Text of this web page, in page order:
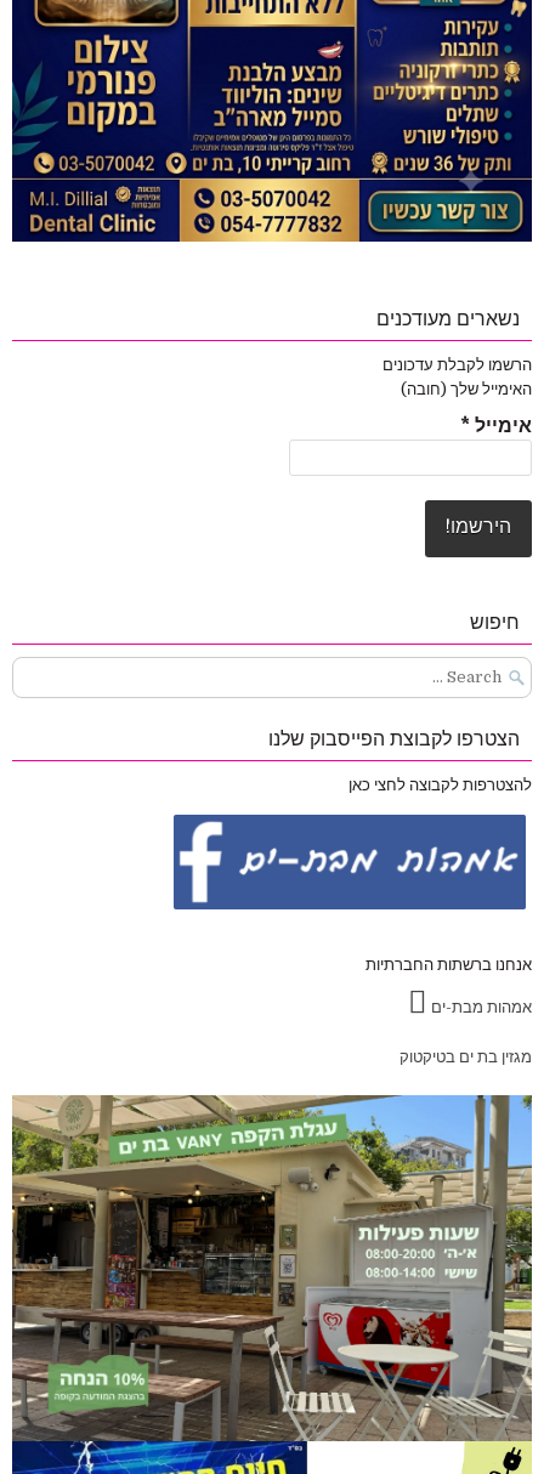
נשארים מעודכנים
הרשמו לקבלת עדכונים
האימייל שלך (חובה)
אימייל *
חיפוש
Search
for:
הצטרפו לקבוצת הפייסבוק שלנו
להצטרפות לקבוצה לחצי כאן
אנחנו ברשתות החברתיות
אמהות מבת-ים
מגזין בת ים בטיקטוק